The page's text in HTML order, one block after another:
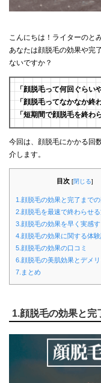
こんにちは！ライターのと
あなたは顔脱毛の効果や完
ないですか？
「顔脱毛って何回ぐらい
「顔脱毛ってなかなか
「短期間で顔脱毛を終わ
今回は、顔脱毛にかかる回
介します。
目次 [閉じる]
1.顔脱毛の効果と完了まで
2.顔脱毛を最速で終わらせ
3.顔脱毛の効果を早く実感
4.顔脱毛の効果に関する体
5.顔脱毛の効果の口コミ
6.顔脱毛の美肌効果とデメリ
7.まとめ
1.顔脱毛の効果と完